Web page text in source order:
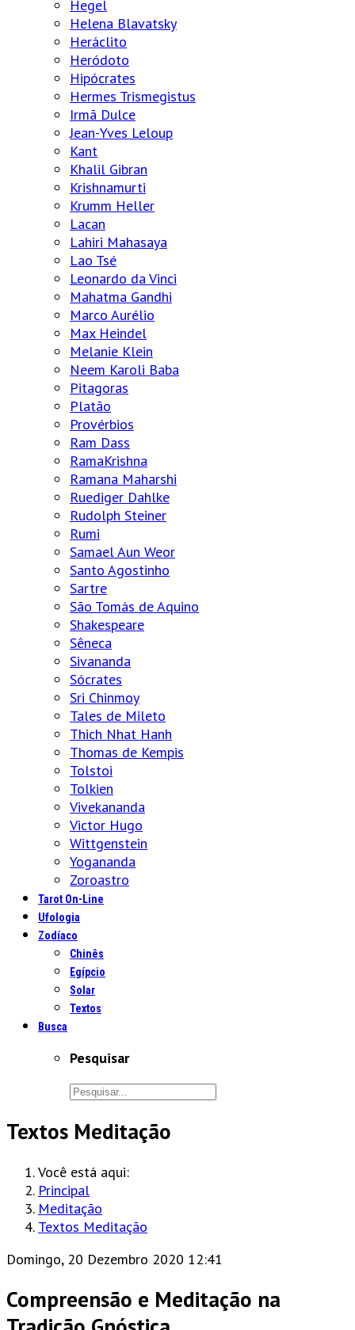
Hegel
Helena Blavatsky
Heráclito
Heródoto
Hipócrates
Hermes Trismegistus
Irmã Dulce
Jean-Yves Leloup
Kant
Khalil Gibran
Krishnamurti
Krumm Heller
Lacan
Lahiri Mahasaya
Lao Tsé
Leonardo da Vinci
Mahatma Gandhi
Marco Aurélio
Max Heindel
Melanie Klein
Neem Karoli Baba
Pitagoras
Platão
Provérbios
Ram Dass
RamaKrishna
Ramana Maharshi
Ruediger Dahlke
Rudolph Steiner
Rumi
Samael Aun Weor
Santo Agostinho
Sartre
São Tomás de Aquino
Shakespeare
Sêneca
Sivananda
Sócrates
Sri Chinmoy
Tales de Mileto
Thich Nhat Hanh
Thomas de Kempis
Tolstoi
Tolkien
Vivekananda
Victor Hugo
Wittgenstein
Yogananda
Zoroastro
Tarot On-Line
Ufologia
Zodíaco
Chinês
Egípcio
Solar
Textos
Busca
Pesquisar
Textos Meditação
Você está aqui:
Principal
Meditação
Textos Meditação
Domingo, 20 Dezembro 2020 12:41
Compreensão e Meditação na